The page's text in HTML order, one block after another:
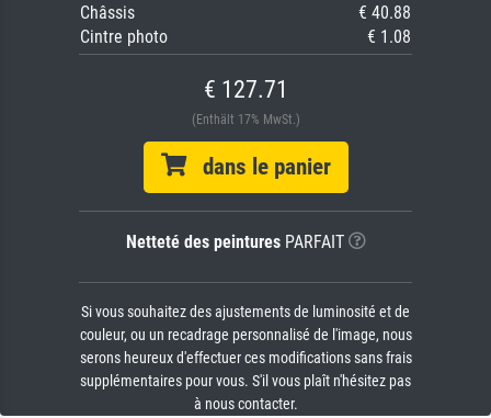
Châssis
€ 40.88
Cintre photo
€ 1.08
€ 127.71
(Enthält 17% MwSt.)
dans le panier
Netteté des peinturesPARFAIT
Si vous souhaitez des ajustements de luminosité et de
couleur, ou un recadrage personnalisé de l'image, nous
serons heureux d'effectuer ces modifications sans frais
supplémentaires pour vous. S'il vous plaît n'hésitez pas
à nous contacter.